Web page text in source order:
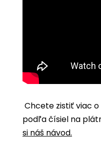
Chcete zistiť viac
podľa čísiel na
si náš návod.